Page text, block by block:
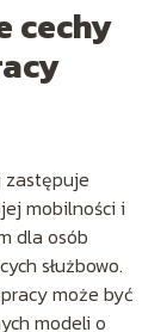
cechy
zastępuje
mobilności i
dla osób
służbowo.
może być
modeli o